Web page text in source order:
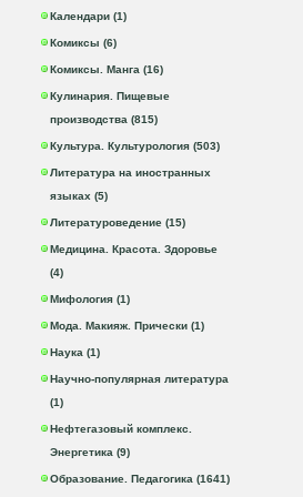
Календари (1)
Комиксы (6)
Комиксы. Манга (16)
Кулинария. Пищевые
производства (815)
Культура. Культурология (503)
Литература на иностранных
языках (5)
Литературоведение (15)
Медицина. Красота. Здоровье
(4)
Мифология (1)
Мода. Макияж. Прически (1)
Наука (1)
Научно-популярная литература
(1)
Нефтегазовый комплекс.
Энергетика (9)
Образование. Педагогика (1641)